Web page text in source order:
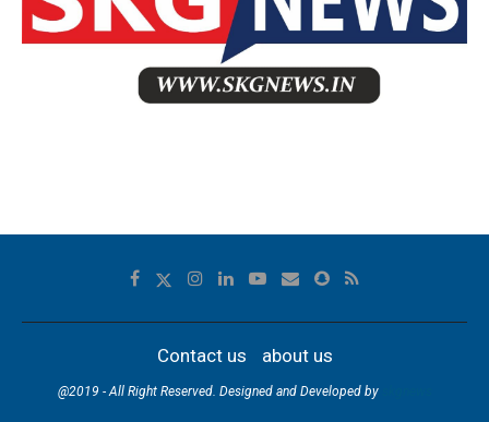
Contact us about us
@2019 - All Right Reserved. Designed and Developed by